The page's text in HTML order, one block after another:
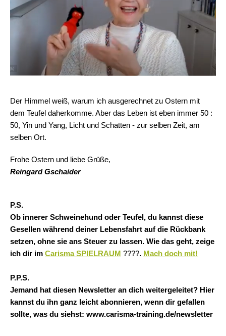
Der Himmel weiß, warum ich ausgerechnet zu Ostern mit
dem Teufel daherkomme. Aber das Leben ist eben immer 50 :
50, Yin und Yang, Licht und Schatten - zur selben Zeit, am
selben Ort.
Frohe Ostern und liebe Grüße,
Reingard Gschaider
P.S.
Ob innerer Schweinehund oder Teufel, du kannst diese
Gesellen während deiner Lebensfahrt auf die Rückbank
setzen, ohne sie ans Steuer zu lassen. Wie das geht, zeige
ich dir im Carisma SPIELRAUM ????. Mach doch mit!
P.P.S.
Jemand hat diesen Newsletter an dich weitergeleitet? Hier
kannst du ihn ganz leicht abonnieren, wenn dir gefallen
sollte, was du siehst: www.carisma-training.de/newsletter